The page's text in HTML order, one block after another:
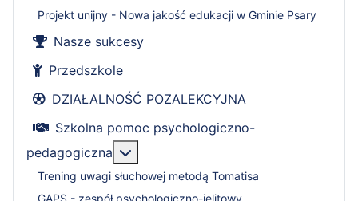
Projekt unijny - Nowa jakość edukacji w Gminie Psary
Nasze sukcesy
Przedszkole
DZIAŁALNOŚĆ POZALEKCYJNA
Szkolna pomoc psychologiczno-
pedagogiczna
Trening uwagi słuchowej metodą Tomatisa
GAPS - zespół psychologiczno-jelitowy